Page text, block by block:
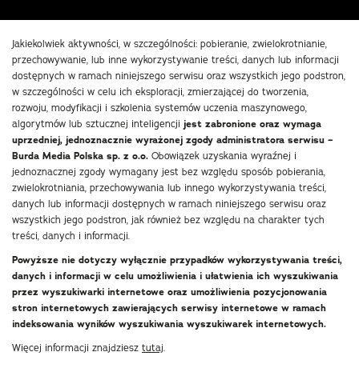
Jakiekolwiek aktywności, w szczególności: pobieranie, zwielokrotnianie,
przechowywanie, lub inne wykorzystywanie treści, danych lub informacji
dostępnych w ramach niniejszego serwisu oraz wszystkich jego podstron,
w szczególności w celu ich eksploracji, zmierzającej do tworzenia,
rozwoju, modyfikacji i szkolenia systemów uczenia maszynowego,
algorytmów lub sztucznej inteligencji jest zabronione oraz wymaga
uprzedniej, jednoznacznie wyrażonej zgody administratora serwisu –
Burda Media Polska sp. z o.o. Obowiązek uzyskania wyraźnej i
jednoznacznej zgody wymagany jest bez względu sposób pobierania,
zwielokrotniania, przechowywania lub innego wykorzystywania treści,
danych lub informacji dostępnych w ramach niniejszego serwisu oraz
wszystkich jego podstron, jak również bez względu na charakter tych
treści, danych i informacji.
Powyższe nie dotyczy wyłącznie przypadków wykorzystywania treści,
danych i informacji w celu umożliwienia i ułatwienia ich wyszukiwania
przez wyszukiwarki internetowe oraz umożliwienia pozycjonowania
stron internetowych zawierających serwisy internetowe w ramach
indeksowania wyników wyszukiwania wyszukiwarek internetowych.
Więcej informacji znajdziesz tutaj.